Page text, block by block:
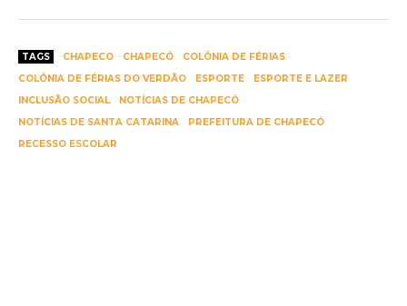
TAGS CHAPECO CHAPECÓ
COLÔNIA DE FÉRIAS
COLÔNIA DE FÉRIAS DO VERDÃO
ESPORTE
ESPORTE E LAZER
INCLUSÃO SOCIAL
NOTÍCIAS DE CHAPECÓ
NOTÍCIAS DE SANTA CATARINA
PREFEITURA DE CHAPECÓ
RECESSO ESCOLAR